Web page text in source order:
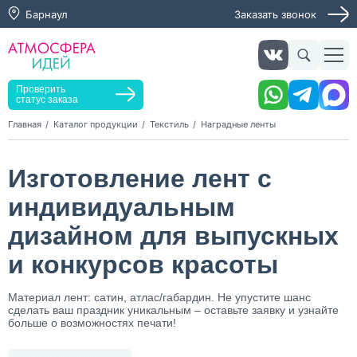
Барнаул Заказать звонок
Проверить
статус заказа
Главная Каталог продукции Текстиль Наградные ленты
Изготовление лент с
индивидуальным
дизайном для выпускных
и конкурсов красоты
Материал лент: сатин, атлас/габардин. Не упустите шанс
сделать ваш праздник уникальным – оставьте заявку и узнайте
больше о возможностях печати!
Заказать услугу
Оставьте заявку, мы свяжемся с вами в ближайшее
Заказать звонок
обработку персональных данных и согласие с политикой
конфиденциальности
Нажимая на кнопку, я даю согласие на получение
информационных и рекламных рассылок
Оставить
заявку